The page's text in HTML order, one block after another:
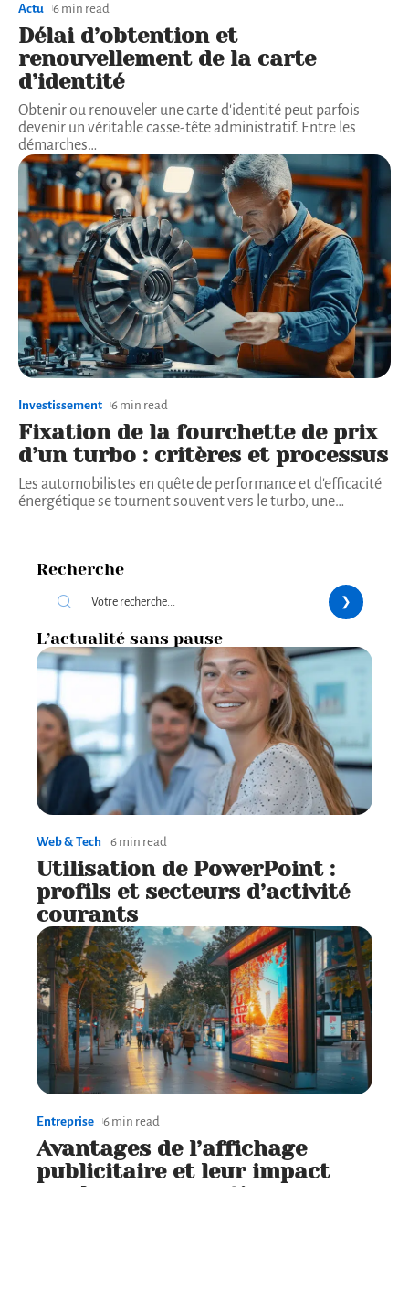
Actu 6 min read
Délai d’obtention et
renouvellement de la carte
d’identité
Obtenir ou renouveler une carte d'identité peut parfois
devenir un véritable casse-tête administratif. Entre les
démarches…
Investissement 6 min read
Fixation de la fourchette de prix
d’un turbo : critères et processus
Les automobilistes en quête de performance et d'efficacité
énergétique se tournent souvent vers le turbo, une…
Recherche
L’actualité sans pause
Web & Tech 6 min read
Utilisation de PowerPoint :
profils et secteurs d’activité
courants
Entreprise 6 min read
Avantages de l’affichage
publicitaire et leur impact
sur la consommation